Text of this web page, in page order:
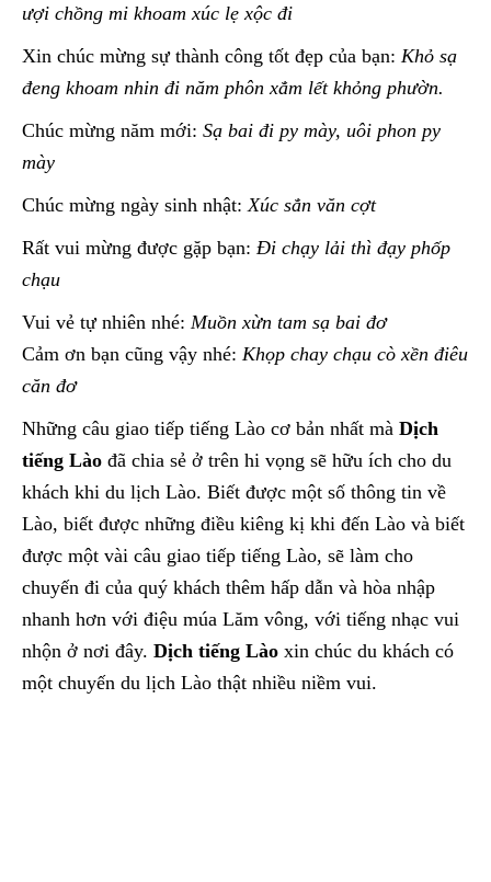
ượi chồng mi khoam xúc lẹ xộc đi
Xin chúc mừng sự thành công tốt đẹp của bạn: Khỏ sạ
đeng khoam nhin đi năm phôn xẳm lết khỏng phườn.
Chúc mừng năm mới: Sạ bai đi py mày, uôi phon py
mày
Chúc mừng ngày sinh nhật: Xúc sẳn văn cợt
Rất vui mừng được gặp bạn: Đi chạy lải thì đạy phốp
chạu
Vui vẻ tự nhiên nhé: Muồn xừn tam sạ bai đơ
Cảm ơn bạn cũng vậy nhé: Khọp chay chạu cò xền điêu
căn đơ
Những câu giao tiếp tiếng Lào cơ bản nhất mà Dịch
tiếng Lào đã chia sẻ ở trên hi vọng sẽ hữu ích cho du
khách khi du lịch Lào. Biết được một số thông tin về
Lào, biết được những điều kiêng kị khi đến Lào và biết
được một vài câu giao tiếp tiếng Lào, sẽ làm cho
chuyến đi của quý khách thêm hấp dẫn và hòa nhập
nhanh hơn với điệu múa Lăm vông, với tiếng nhạc vui
nhộn ở nơi đây. Dịch tiếng Lào xin chúc du khách có
một chuyến du lịch Lào thật nhiều niềm vui.